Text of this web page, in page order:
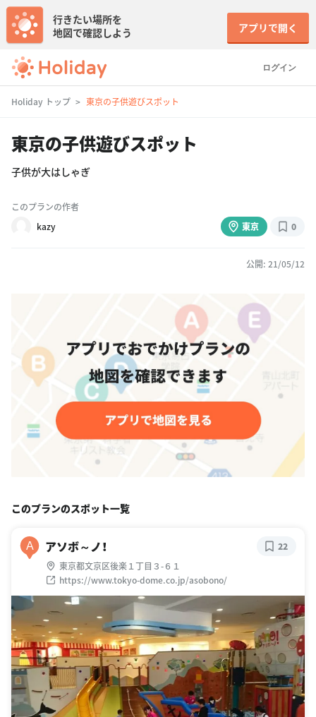
ログイン
行きたい場所を
地図で確認しよう
アプリで開く
Holiday トップ 東京の子供遊びスポット
東京の子供遊びスポット
子供が大はしゃぎ
このプランの作者
kazy
東京 0
公開: 21/05/12
このプランのスポット一覧
A アソボ～ノ！
東京都文京区後楽１丁目３-６１
https://www.tokyo-dome.co.jp/asobono/
22